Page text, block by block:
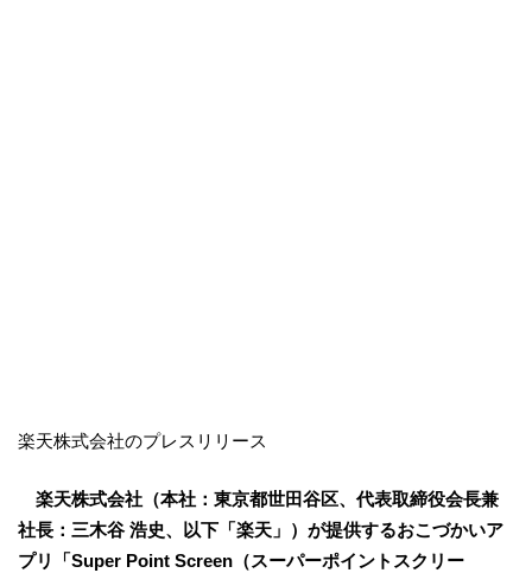
楽天株式会社のプレスリリース
楽天株式会社（本社：東京都世田谷区、代表取締役会長兼
社長：三木谷 浩史、以下「楽天」）が提供するおこづかいア
プリ「Super Point Screen（スーパーポイントスクリー